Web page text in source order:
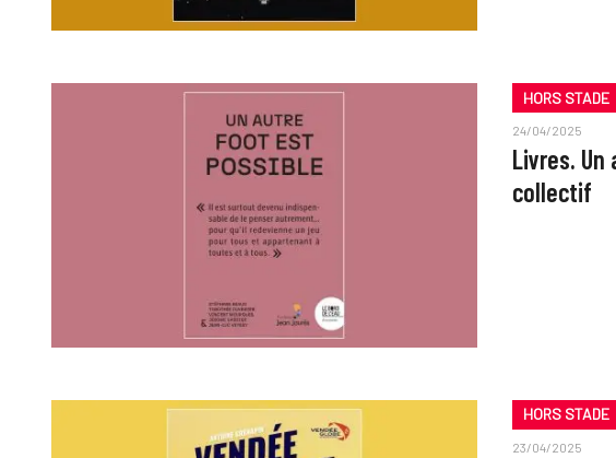
HORS STADE
24/04/2025
Livres.
collectif
HORS STADE
23/04/2025